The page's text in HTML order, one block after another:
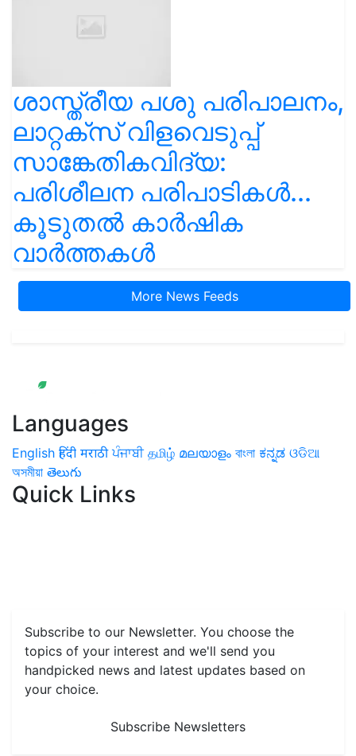
ശാസ്ത്രീയ പശു പരിപാലനം,
ലാറ്റക്സ് വിളവെടുപ്പ്
സാങ്കേതികവിദ്യ:
പരിശീലന പരിപാടികൾ...
കൂടുതൽ കാർഷിക
വാർത്തകൾ
More News Feeds
Languages
English हिंदी मराठी ਪੰਜਾਬੀ தமிழ் മലയാളം বাংলা ಕನ್ನಡ ଓଡିଆ
অসমীয়া తెలుగు
Quick Links
Subscribe to our Newsletter. You choose the
topics of your interest and we'll send you
handpicked news and latest updates based on
your choice.
Subscribe Newsletters